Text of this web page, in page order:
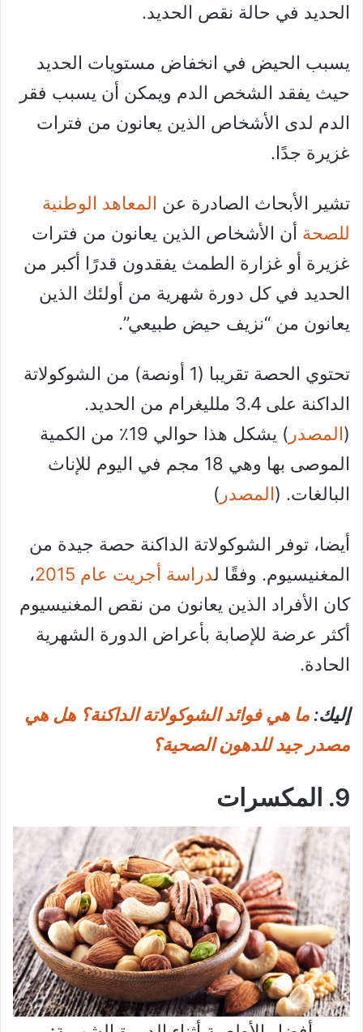
الحديد في حالة نقص الحديد.
يسبب الحيض في انخفاض مستويات الحديد
حيث يفقد الشخص الدم ويمكن أن يسبب فقر
الدم لدى الأشخاص الذين يعانون من فترات
غزيرة جدًا.
تشير الأبحاث الصادرة عن المعاهد الوطنية
للصحة أن الأشخاص الذين يعانون من فترات
غزيرة أو غزارة الطمث يفقدون قدرًا أكبر من
الحديد في كل دورة شهرية من أولئك الذين
يعانون من “نزيف حيض طبيعي”.
تحتوي الحصة تقريبا (1 أونصة) من الشوكولاتة
الداكنة على 3.4 ملليغرام من الحديد.
(المصدر
) يشكل هذا حوالي 19٪ من الكمية
الموصى بها وهي 18 مجم في اليوم للإناث
البالغات. (المصدر )
أيضا، توفر الشوكولاتة الداكنة حصة جيدة من
المغنيسيوم. وفقًا لدراسة أجريت عام 2015
،
كان الأفراد الذين يعانون من نقص المغنيسيوم
أكثر عرضة للإصابة بأعراض الدورة الشهرية
الحادة.
إليك:ما هي فوائد الشوكولاتة الداكنة؟ هل هي
مصدر جيد للدهون الصحية؟
9. المكسرات